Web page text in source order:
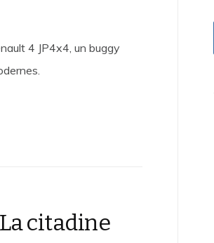
4 JP4x4, un buggy
citadine